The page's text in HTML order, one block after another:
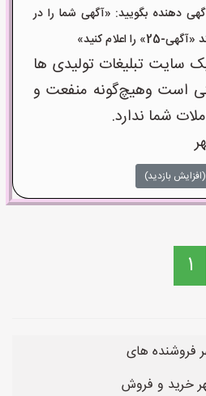
دهنده بگویید: «آگهی شما را در
اعلام کنید»
سایت تبلیغات تولیدی ها
است وهیچ‌گونه منفعت و
شما ندارد.
بازدید)
1
فروشنده های
خرید و فروش